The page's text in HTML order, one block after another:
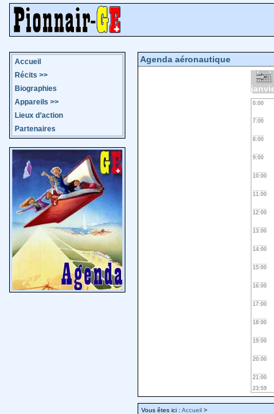
Accueil
Récits >>
Biographies
Appareils >>
Lieux d’action
Partenaires
Agenda aéronautique
0:00
7:00
8:00
9:00
10:00
11:00
12:00
13:00
14:00
15:00
16:00
17:00
18:00
19:00
20:00
21:00
23:59
Vous êtes ici : Accueil >